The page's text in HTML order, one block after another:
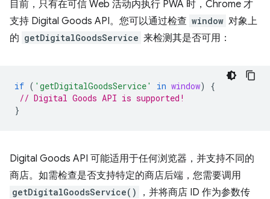
目前，只有在可信 Web 活动内执行 PWA 时，Chrome 才
支持 Digital Goods API。您可以通过检查 window 对象上
的 getDigitalGoodsService 来检测其是否可用：
if ( 'getDigitalGoodsService' in window)
{
// Digital Goods API is supported!
}
Digital Goods API 可能适用于任何浏览器，并支持不同的
商店。如需检查是否支持特定的商店后端，您需要调用
getDigitalGoodsService()
，并将商店 ID 作为参数传